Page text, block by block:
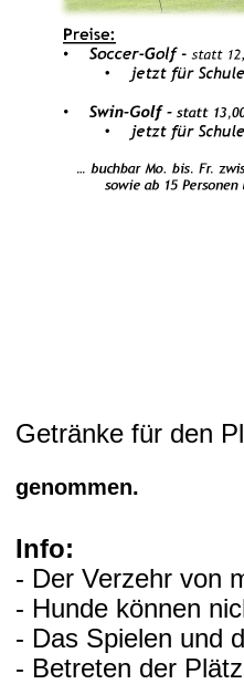
Getränke für den
genommen.
Info:
- Der Verzehr von
- Hunde können
- Das Spielen und
- Betreten der